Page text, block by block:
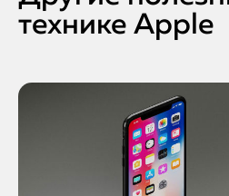
технике Apple